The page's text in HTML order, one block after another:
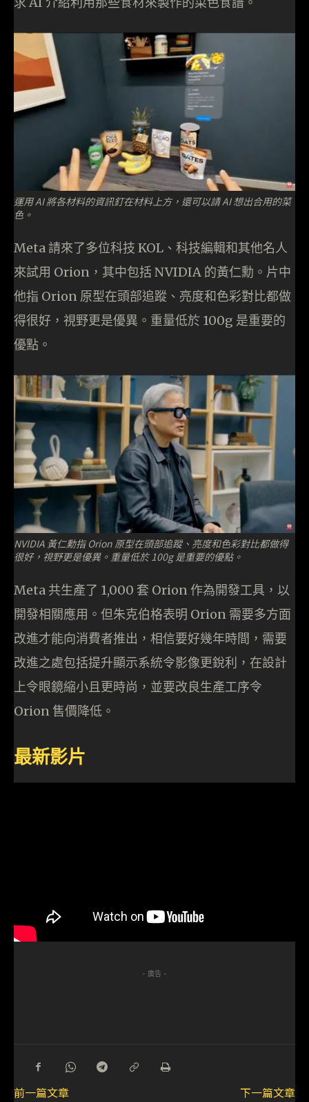
運用 AI 將各材料的資訊釘在材料上方，還可以請 AI 想出合用的菜
色。
Meta 請來了多位科技 KOL、科技編輯和其他名人
來試用 Orion，其中包括 NVIDIA 的黃仁勳。片中
他指 Orion 原型在頭部追蹤、亮度和色彩對比都做
得很好，視野更是優異。重量低於 100g 是重要的
優點。
NVIDIA 黃仁勳指 Orion 原型在頭部追蹤、亮度和色彩對比都做得
很好，視野更是優異。重量低於 100g 是重要的優點。
Meta 共生產了 1,000 套 Orion 作為開發工具，以
開發相關應用。但朱克伯格表明 Orion 需要多方面
改進才能向消費者推出，相信要好幾年時間，需要
改進之處包括提升顯示系統令影像更銳利，在設計
上令眼鏡縮小且更時尚，並要改良生產工序令
Orion 售價降低。
最新影片
- 廣告 -
前一篇文章
下一篇文章